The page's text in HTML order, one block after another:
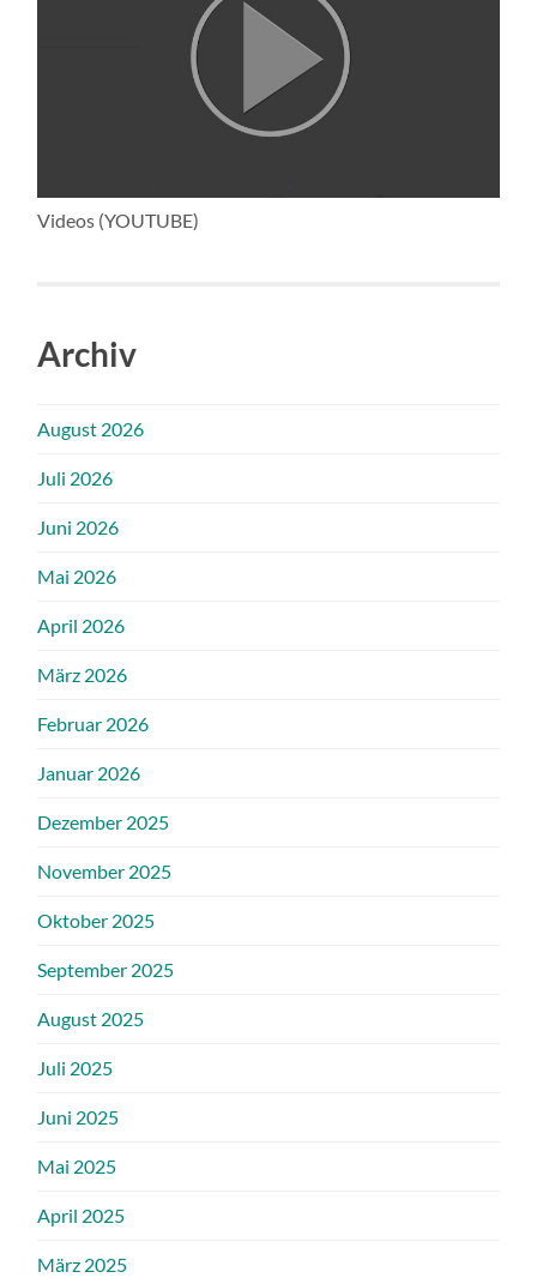
Videos (YOUTUBE)
Archiv
August 2026
Juli 2026
Juni 2026
Mai 2026
April 2026
März 2026
Februar 2026
Januar 2026
Dezember 2025
November 2025
Oktober 2025
September 2025
August 2025
Juli 2025
Juni 2025
Mai 2025
April 2025
März 2025